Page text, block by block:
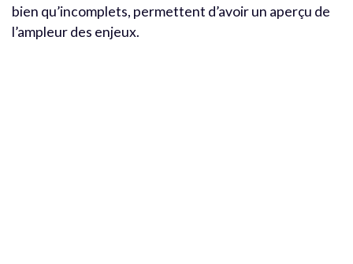
bien qu’incomplets, permettent d’avoir un aperçu de
l’ampleur des enjeux.